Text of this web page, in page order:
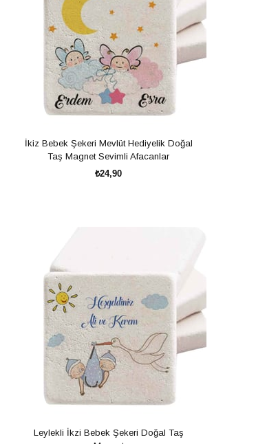
İkiz Bebek Şekeri Mevlüt Hediyelik Doğal
Taş Magnet Sevimli Afacanlar
₺24,90
Leylekli İkzi Bebek Şekeri Doğal Taş